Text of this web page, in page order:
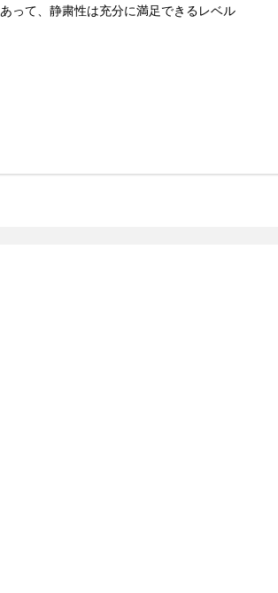
あって、静粛性は充分に満足できるレベル